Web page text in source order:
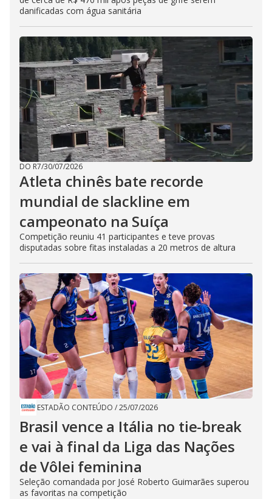
danificadas com água sanitária
DO R7/30/07/2026
Atleta chinês bate recorde
mundial de slackline em
campeonato na Suíça
Competição reuniu 41 participantes e teve provas
disputadas sobre fitas instaladas a 20 metros de altura
ESTADÃO CONTEÚDO /25/07/2026
Brasil vence a Itália no tie-break
e vai à final da Liga das Nações
de Vôlei feminina
Seleção comandada por José Roberto Guimarães superou
as favoritas na competição